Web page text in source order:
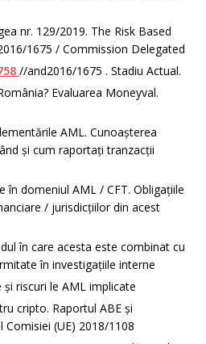
nr. 129/2019. The Risk Based
1675 / Commission Delegated
//and2016/1675 . Stadiu Actual.
Evaluarea Moneyval.
AML. Cunoașterea
și cum raportați tranzacții
în domeniul AML / CFT. Obligațiile
/ jurisdicțiilor din acest
în care acesta este combinat cu
în investigațiile interne
riscuri le AML implicate
cripto. Raportul ABE și
(UE) 2018/1108